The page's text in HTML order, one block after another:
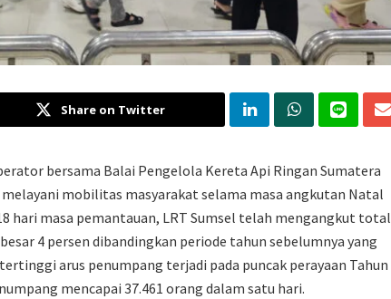
Share on Twitter
bersama Balai Pengelola Kereta Api Ringan Sumatera
mobilitas masyarakat selama masa angkutan Natal
hari masa pemantauan, LRT Sumsel telah mengangkut total
4 persen dibandingkan periode tahun sebelumnya yang
arus penumpang terjadi pada puncak perayaan Tahun
mencapai 37.461 orang dalam satu hari.